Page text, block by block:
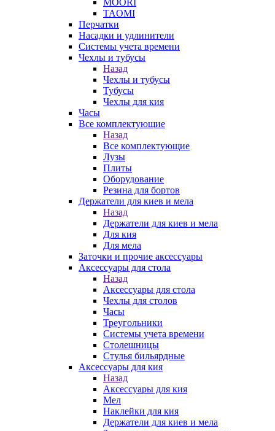
MOORI
TAOMI
Перчатки
Насадки и удлинители
Системы учета времени
Чехлы и тубусы
Назад
Чехлы и тубусы
Тубусы
Чехлы для кия
Часы
Все комплектующие
Назад
Все комплектующие
Лузы
Плиты
Оборудование
Резина для бортов
Держатели для киев и мела
Назад
Держатели для киев и мела
Для кия
Для мела
Заточки и прочие аксессуары
Аксессуары для стола
Назад
Аксессуары для стола
Чехлы для столов
Часы
Треугольники
Системы учета времени
Столешницы
Стулья бильярдные
Аксессуары для кия
Назад
Аксессуары для кия
Мел
Наклейки для кия
Держатели для киев и мела